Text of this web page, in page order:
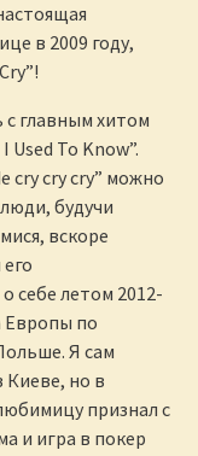
в 2009 году,
главным хитом
Used To Know”.
cry cry cry” можно
будучи
вскоре
себе летом 2012-
Европы по
Я сам
Киеве, но в
признал с
и игра в покер